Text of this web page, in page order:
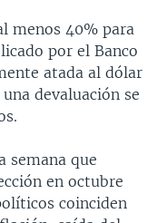
menos 40% para
por el Banco
atada al dólar
devaluación se
semana que
en octubre
coinciden